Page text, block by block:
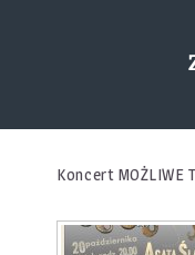
Koncert MOŻLIWE